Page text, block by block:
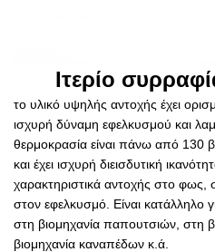
Ιτερίο
το υλικό υψηλής αντοχής έχει
ισχυρή δύναμη εφελκυσμού και
θερμοκρασία είναι πάνω από 130
και έχει ισχυρή διεισδυτική
χαρακτηριστικά αντοχής στο
στον εφελκυσμό. Είναι κατάλληλο
στη βιομηχανία παπουτσιών, στη
βιομηχανία καναπέδων κ.ά.